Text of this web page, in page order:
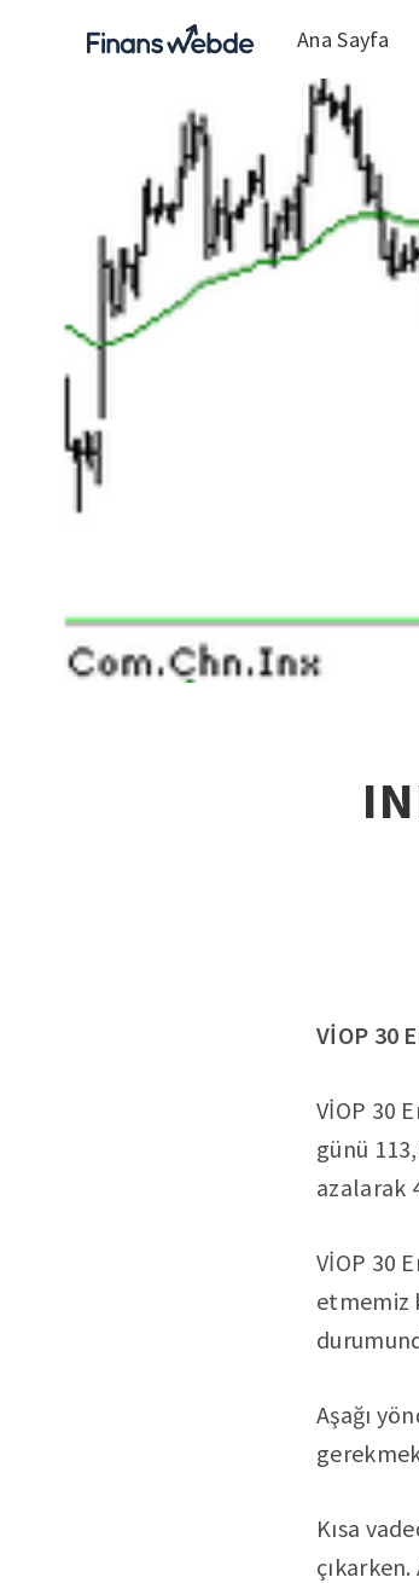
Ana Sayfa
VİOP 30
VİOP 30
günü
azalarak
VİOP 30
etmemiz
Aşağı
Kısa